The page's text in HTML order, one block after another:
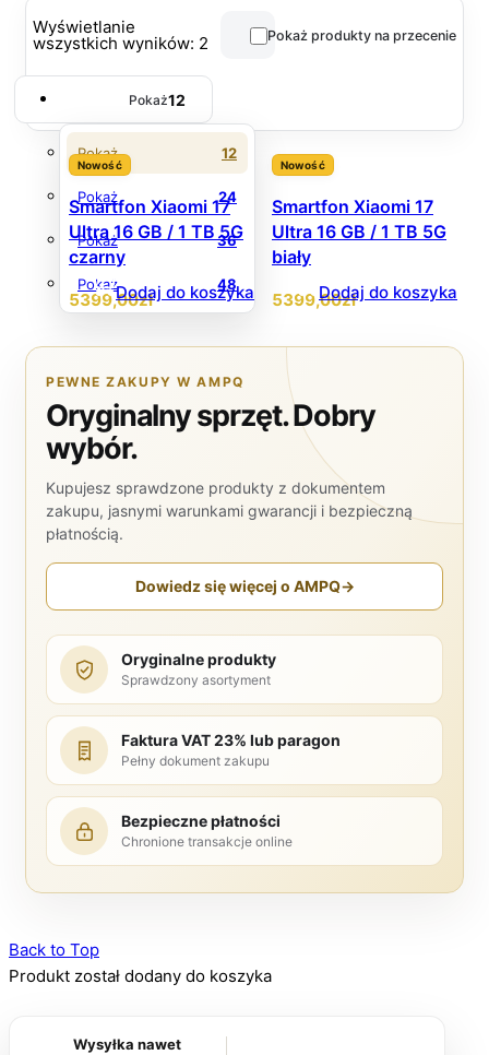
Wyświetlanie
wszystkich wyników: 2 Pokaż produkty na przecenie
Pokaż12
Pokaż 12
Pokaż 24
Pokaż 36
Pokaż 48
Nowość
Smartfon Xiaomi 17
Ultra 16 GB / 1 TB 5G
czarny
5399,00zł
Dodaj do koszyka
Nowość
Smartfon Xiaomi 17
Ultra 16 GB / 1 TB 5G
biały
5399,00zł
Dodaj do koszyka
PEWNE ZAKUPY W AMPQ
Oryginalny sprzęt. Dobry
wybór.
Kupujesz sprawdzone produkty z dokumentem
zakupu, jasnymi warunkami gwarancji i bezpieczną
płatnością.
Dowiedz się więcej o AMPQ→
Oryginalne produkty
Sprawdzony asortyment
Faktura VAT 23% lub paragon
Pełny dokument zakupu
Bezpieczne płatności
Chronione transakcje online
Back to Top
Produkt został dodany do koszyka
Wysyłka nawet